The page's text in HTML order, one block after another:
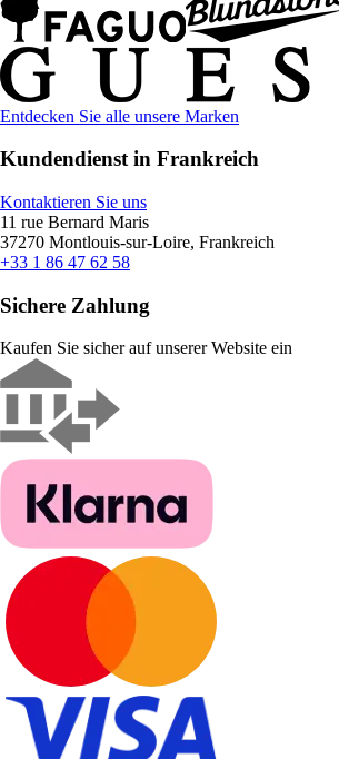
Entdecken Sie alle unsere Marken
Kundendienst in Frankreich
Kontaktieren Sie uns
11 rue Bernard Maris
37270 Montlouis-sur-Loire, Frankreich
+33 1 86 47 62 58
Sichere Zahlung
Kaufen Sie sicher auf unserer Website ein